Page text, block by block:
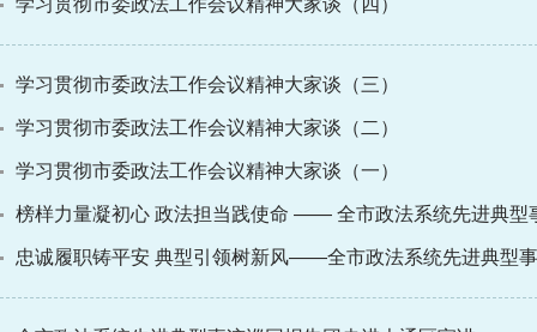
学习贯彻市委政法工作会议精神大家谈（四）
学习贯彻市委政法工作会议精神大家谈（三）
学习贯彻市委政法工作会议精神大家谈（二）
学习贯彻市委政法工作会议精神大家谈（一）
榜样力量凝初心 政法担当践使命 —— 全市政法系统先进典型
忠诚履职铸平安 典型引领树新风——全市政法系统先进典型